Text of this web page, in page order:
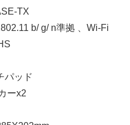
TX
b/ g/ n準拠 、Wi-Fi
パッド
ーx2